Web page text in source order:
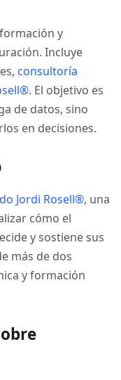
y
Incluye
consultoría
. El objetivo es
de datos, sino
en decisiones.
Jordi Rosell®, una
cómo el
y sostiene sus
más de dos
y formación